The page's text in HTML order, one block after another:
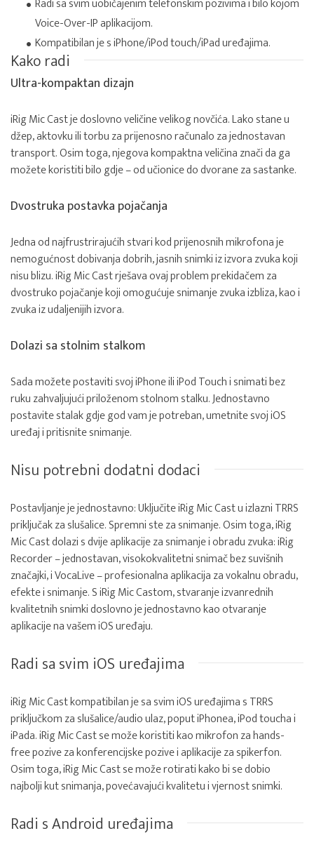
Radi sa svim uobičajenim telefonskim pozivima i bilo kojom
Voice-Over-IP aplikacijom.
Kompatibilan je s iPhone/iPod touch/iPad uređajima.
Kako radi
Ultra-kompaktan dizajn
iRig Mic Cast je doslovno veličine velikog novčića. Lako stane u
džep, aktovku ili torbu za prijenosno računalo za jednostavan
transport. Osim toga, njegova kompaktna veličina znači da ga
možete koristiti bilo gdje – od učionice do dvorane za sastanke.
Dvostruka postavka pojačanja
Jedna od najfrustrirajućih stvari kod prijenosnih mikrofona je
nemogućnost dobivanja dobrih, jasnih snimki iz izvora zvuka koji
nisu blizu. iRig Mic Cast rješava ovaj problem prekidačem za
dvostruko pojačanje koji omogućuje snimanje zvuka izbliza, kao i
zvuka iz udaljenijih izvora.
Dolazi sa stolnim stalkom
Sada možete postaviti svoj iPhone ili iPod Touch i snimati bez
ruku zahvaljujući priloženom stolnom stalku. Jednostavno
postavite stalak gdje god vam je potreban, umetnite svoj iOS
uređaj i pritisnite snimanje.
Nisu potrebni dodatni dodaci
Postavljanje je jednostavno: Uključite iRig Mic Cast u izlazni TRRS
priključak za slušalice. Spremni ste za snimanje. Osim toga, iRig
Mic Cast dolazi s dvije aplikacije za snimanje i obradu zvuka: iRig
Recorder – jednostavan, visokokvalitetni snimač bez suvišnih
značajki, i VocaLive – profesionalna aplikacija za vokalnu obradu,
efekte i snimanje. S iRig Mic Castom, stvaranje izvanrednih
kvalitetnih snimki doslovno je jednostavno kao otvaranje
aplikacije na vašem iOS uređaju.
Radi sa svim iOS uređajima
iRig Mic Cast kompatibilan je sa svim iOS uređajima s TRRS
priključkom za slušalice/audio ulaz, poput iPhonea, iPod toucha i
iPada. iRig Mic Cast se može koristiti kao mikrofon za hands-
free pozive za konferencijske pozive i aplikacije za spikerfon.
Osim toga, iRig Mic Cast se može rotirati kako bi se dobio
najbolji kut snimanja, povećavajući kvalitetu i vjernost snimki.
Radi s Android uređajima